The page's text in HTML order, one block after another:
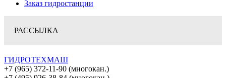
Заказ гидростанции
РАССЫЛКА
ГИДРОТЕХМАШ
+7 (965) 372-11-90 (многокан.)